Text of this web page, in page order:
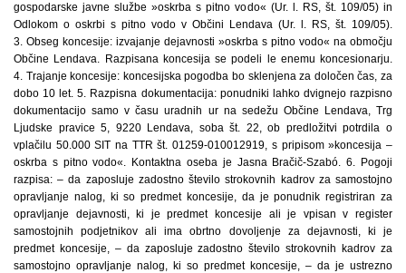
gospodarske javne službe »oskrba s pitno vodo« (Ur. l. RS, št. 109/05) in
Odlokom o oskrbi s pitno vodo v Občini Lendava (Ur. l. RS, št. 109/05).
3. Obseg koncesije: izvajanje dejavnosti »oskrba s pitno vodo« na območju
Občine Lendava. Razpisana koncesija se podeli le enemu koncesionarju.
4. Trajanje koncesije: koncesijska pogodba bo sklenjena za določen čas, za
dobo 10 let. 5. Razpisna dokumentacija: ponudniki lahko dvignejo razpisno
dokumentacijo samo v času uradnih ur na sedežu Občine Lendava, Trg
Ljudske pravice 5, 9220 Lendava, soba št. 22, ob predložitvi potrdila o
vplačilu 50.000 SIT na TTR št. 01259-010012919, s pripisom »koncesija –
oskrba s pitno vodo«. Kontaktna oseba je Jasna Bračič-Szabó. 6. Pogoji
razpisa: – da zaposluje zadostno število strokovnih kadrov za samostojno
opravljanje nalog, ki so predmet koncesije, da je ponudnik registriran za
opravljanje dejavnosti, ki je predmet koncesije ali je vpisan v register
samostojnih podjetnikov ali ima obrtno dovoljenje za dejavnosti, ki je
predmet koncesije, – da zaposluje zadostno število strokovnih kadrov za
samostojno opravljanje nalog, ki so predmet koncesije, – da je ustrezno